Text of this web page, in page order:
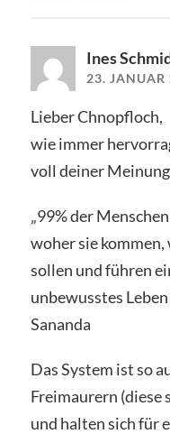
Ines
23. JANUAR
Lieber Chnopfloch,
wie immer
voll deiner
„99% der
woher sie kommen,
sollen und führen
unbewusstes
Sananda
Das System ist so
Freimaurern
und halten sich für